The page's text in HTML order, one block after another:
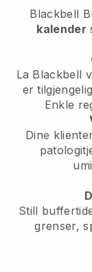
Blackbell
kalender
La Blackbell
er
Enkle
Dine
Still
grenser,